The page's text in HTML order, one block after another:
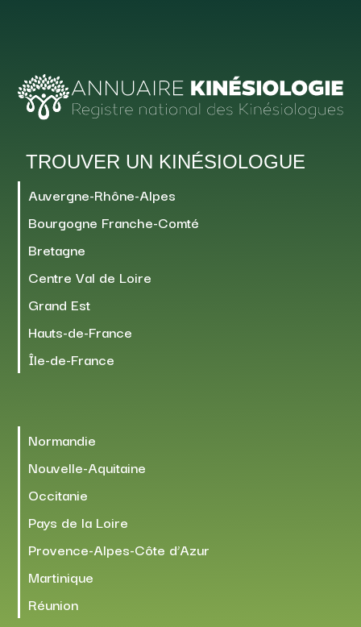
TROUVER UN KINÉSIOLOGUE
Auvergne-Rhône-Alpes
Bourgogne Franche-Comté
Bretagne
Centre Val de Loire
Grand Est
Hauts-de-France
Île-de-France
Normandie
Nouvelle-Aquitaine
Occitanie
Pays de la Loire
Provence-Alpes-Côte d’Azur
Martinique
Réunion